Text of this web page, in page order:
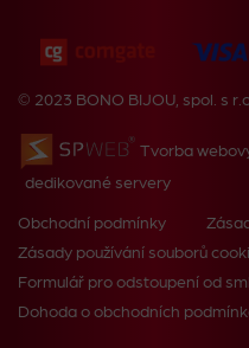
© 2023 BONO BIJOU, spol. s
Tvorba
dedikované servery
Obchodní podmínky
Zásady používání souborů
Formulář pro odstoupení od
Dohoda o obchodních